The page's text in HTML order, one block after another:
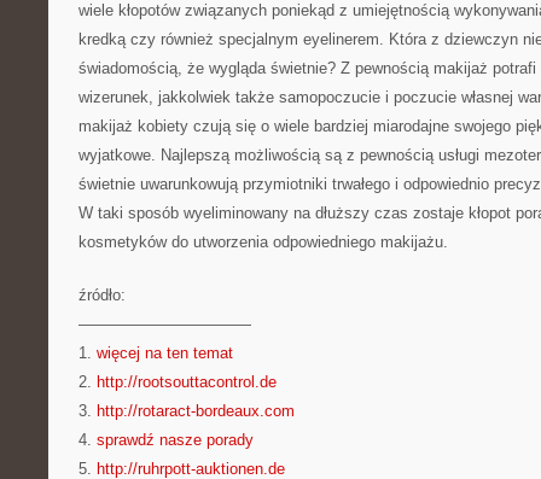
wiele kłopotów związanych poniekąd z umiejętnością
kredką czy również specjalnym eyelinerem. Która z dziewczyn
świadomością, że wygląda świetnie? Z pewnością makijaż potrafi
wizerunek, jakkolwiek także samopoczucie i poczucie własnej
makijaż kobiety czują się o wiele bardziej miarodajne swojego
wyjatkowe. Najlepszą możliwością są z pewnością usługi
świetnie uwarunkowują przymiotniki trwałego i odpowiednio
W taki sposób wyeliminowany na dłuższy czas zostaje kłopot
kosmetyków do utworzenia odpowiedniego makijażu.
źródło:
———————————
1. więcej na ten temat
2. http://rootsouttacontrol.de
3. http://rotaract-bordeaux.com
4. sprawdź nasze porady
5. http://ruhrpott-auktionen.de